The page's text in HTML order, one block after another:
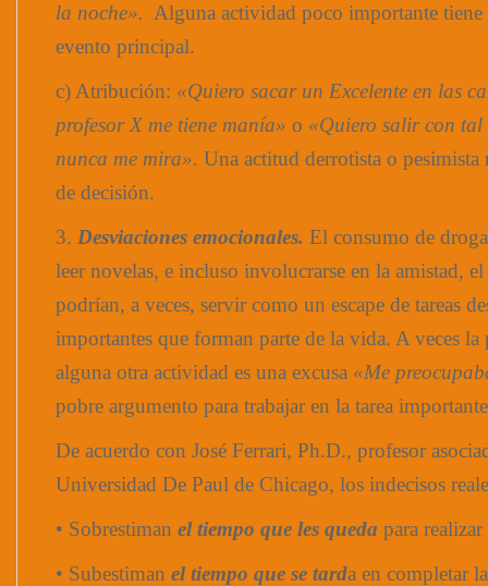
la noche». Alguna actividad poco importante
evento principal.
c) Atribución: «Quiero sacar un Excelente en las
profesor X me tiene manía» o «Quiero salir con
nunca me mira». Una actitud derrotista o pesimista
de decisión.
3. Desviaciones emocionales. El consumo de
leer novelas, e incluso involucrarse en la amistad,
podrían, a veces, servir como un escape de tareas
importantes que forman parte de la vida. A veces
alguna otra actividad es una excusa «Me
pobre argumento para trabajar en la tarea
De acuerdo con José Ferrari, Ph.D., profesor
Universidad De Paul de Chicago, los indecisos
• Sobrestiman el tiempo que les queda para realizar
• Subestiman el tiempo que se tarda en completar